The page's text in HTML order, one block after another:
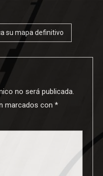
su mapa definitivo
no será publicada.
marcados con *